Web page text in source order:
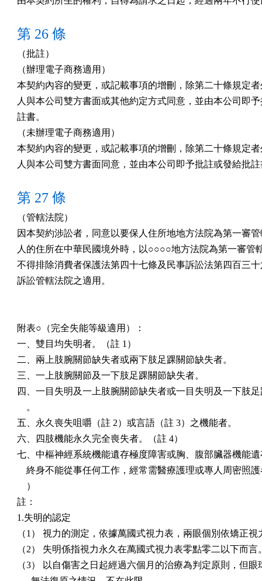
第 26 條
（批註）
（辦理電子商務適用）
本契約內容的變更，或記載事項的增刪，除第二十條規定
人與本公司雙方書面或其他約定方式同意，並由本公司即
註書。
（未辦理電子商務適用）
本契約內容的變更，或記載事項的增刪，除第二十條規定
人與本公司雙方書面同意，並由本公司即予批註或發給批
第 27 條
（管轄法院）
因本契約涉訟者，同意以要保人住所地地方法院為第一審
人的住所在中華民國境外時，以○○○○地方法院為第一審管
不得排除消費者保護法第四十七條及民事訴訟法第四百三
訴訟管轄法院之適用。
附表○（完全失能等級適用）：
一、雙目均失明者。（註 1）
二、兩上肢腕關節缺失者或兩下肢足踝關節缺失者。
三、一上肢腕關節及一下肢足踝關節缺失者。
四、一目失明及一上肢腕關節缺失者或一目失明及一下肢
    。
五、永久喪失咀嚼（註 2）或言語（註 3）之機能者。
六、四肢機能永久完全喪失者。（註 4）
七、中樞神經系統機能遺存極度障害或胸、腹部臟器機能
終身不能從事任何工作，經常需醫療護理或專人周密照
    ）
註：
1.失明的認定
（1） 視力的測定，依據萬國式視力表，兩眼個別依矯正視
（2） 失明係指視力永久在萬國式視力表零點零二以下而言
（3） 以自傷害之日起經過六個月的治療為判定原則，但眼